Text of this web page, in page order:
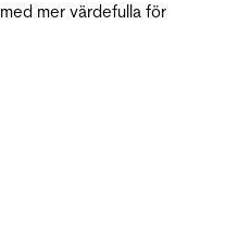
mer värdefulla för